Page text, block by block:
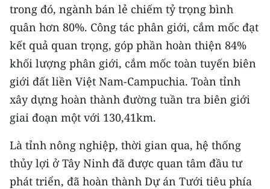
Duyên hải Nam Trung Bộ và Tây
Nguyên
Đông Nam Bộ
Đồng bằng sông Cửu Long
Chuyên trang Hà Nội
Chuyên trang TP. Hồ Chí Minh
CHUYÊN ĐỀ
trong đó, ngành bán lẻ chiếm tỷ trọng bình
quân hơn 80%. Công tác phân giới, cắm mốc đạt
kết quả quan trọng, góp phần hoàn thiện 84%
khối lượng phân giới, cắm mốc toàn tuyến biên
giới đất liền Việt Nam-Campuchia. Toàn tỉnh
xây dựng hoàn thành đường tuần tra biên giới
giai đoạn một với 130,41km.
Là tỉnh nông nghiệp, thời gian qua, hệ thống
thủy lợi ở Tây Ninh đã được quan tâm đầu tư
phát triển, đã hoàn thành Dự án Tưới tiêu phía